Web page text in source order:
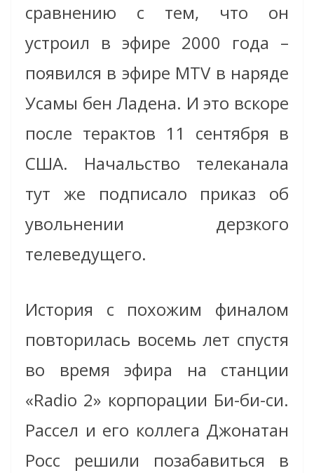
сравнению с тем, что он
устроил в эфире 2000 года –
появился в эфире МTV в наряде
Усамы бен Ладена. И это вскоре
после терактов 11 сентября в
США. Начальство телеканала
тут же подписало приказ об
увольнении дерзкого
телеведущего.
История с похожим финалом
повторилась восемь лет спустя
во время эфира на станции
«Radio 2» корпорации Би-би-си.
Рассел и его коллега Джонатан
Росс решили позабавиться в